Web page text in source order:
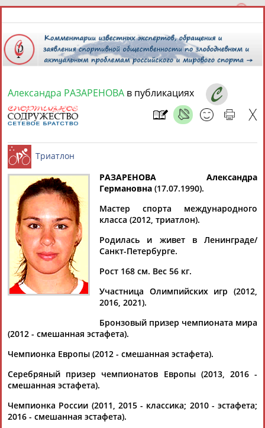
6 августа 2026 года,
СПОРТСМЕНЫ, ТРЕНЕРЫ И СПЕЦИАЛИСТЫ
Найдено: 13181персон Расширенный поиск
Аслаудин
АБАЕВ
Елена
АБАИМОВА
Мария
АБАКУМОВА
АБАРЕНОВ
Тамилла
АБАСОВА
Рамазан
АБАЧАРАЕВ
АБАШИДЗЕ
Флюра
БУЛАТОВА
Татьяна
Александра РАЗАРЕНОВА в публикациях
Триатлон
РАЗАРЕНОВА Александра
Германовна (17.07.1990).
Мастер спорта международного
класса (2012, триатлон).
Родилась и живет в Ленинграде/
Санкт-Петербурге.
Рост 168 см. Вес 56 кг.
Участница Олимпийских игр (2012,
2016, 2021).
Бронзовый призер чемпионата мира
(2012 - смешанная эстафета).
Чемпионка Европы (2012 - смешанная эстафета).
Серебряный призер чемпионатов Европы (2013, 2016 -
смешанная эстафета).
Чемпионка России (2011, 2015 - классика; 2010 - эстафета;
2016 - смешанная эстафета).